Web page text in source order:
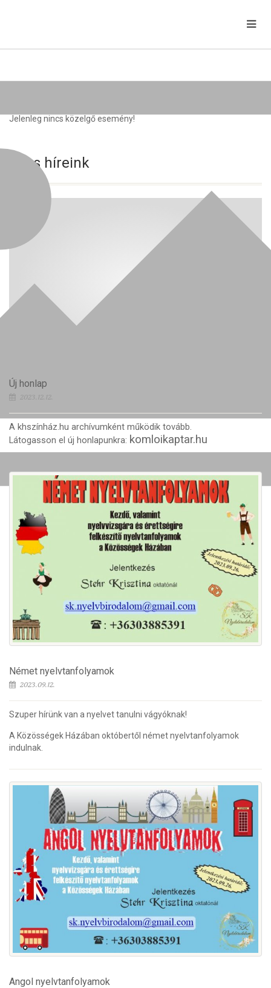
Jelenleg nincs közelgő esemény!
Friss híreink
Új honlap
2023.12.12.
A khszínház.hu archívumként működik tovább.
Látogasson el új honlapunkra: komloikaptar.hu
Német nyelvtanfolyamok
2023.09.12.
Szuper hírünk van a nyelvet tanulni vágyóknak!
A Közösségek Házában októbertől német nyelvtanfolyamok
indulnak.
Angol nyelvtanfolyamok